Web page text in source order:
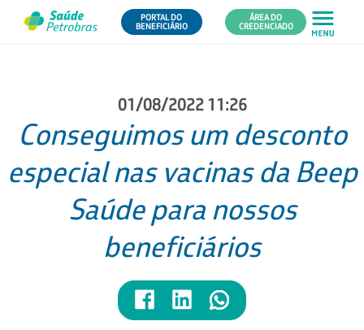
PORTAL DO
BENEFICIÁRIO
ÁREA DO
CREDENCIADO
01/08/2022 11:26
Conseguimos um desconto
especial nas vacinas da Beep
Saúde para nossos
beneficiários